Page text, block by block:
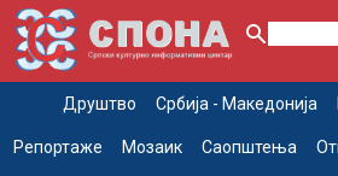
Друштво Србија - Македонија
Репортаже Мозаик Саопштења